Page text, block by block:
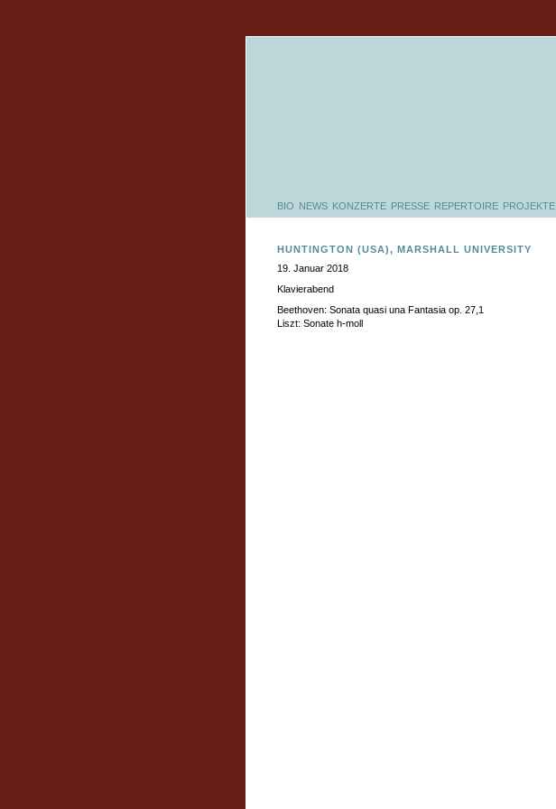
BIO NEWS KONZERTE PRESSE REPERTOIRE PROJEKTE
HUNTINGTON (USA), MARSHALL UNIVERSITY
19. Januar 2018
Klavierabend
Beethoven: Sonata quasi una Fantasia op. 27,1
Liszt: Sonate h-moll